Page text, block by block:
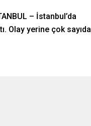
– İstanbul’da
Olay yerine çok sayıda